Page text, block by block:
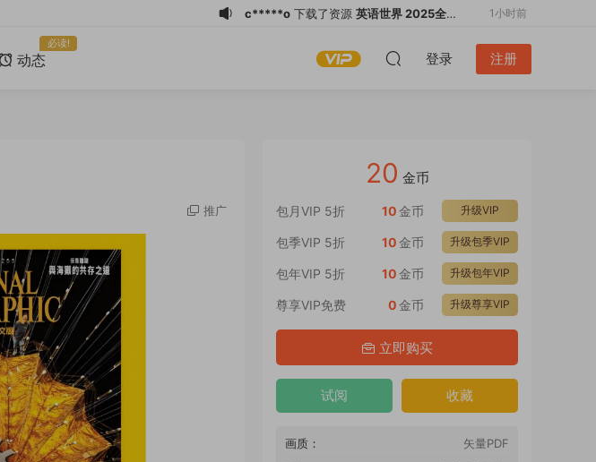
动态
必读!
登录 注册
c*****o 下载了资源 英语世界 2025全年
1小时前
下载了资源Casa BRUTUS特别
12小时前
电脑报 2026全年
电脑报 2026全年
14小时前
英语世界 2025全年
1小时前
2026年8月 PDF
1小时前
推广
20 金币
包月VIP 5折 升级VIP
10金币
包季VIP 5折 升级包季VIP
10金币
包年VIP 5折 升级包年VIP
10金币
尊享VIP免费 升级尊享VIP
0金币
立即购买
试阅 收藏
画质：
矢量PDF